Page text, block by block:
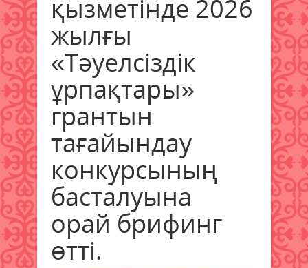
қызметінде 2026
жылғы
«Тәуелсіздік
ұрпақтары»
грантын
тағайындау
конкурсының
басталуына
орай брифинг
өтті.